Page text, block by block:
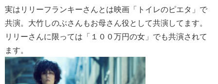
実はリリーフランキーさんとは映画「トイレのピエタ」で
共演。大竹しのぶさんもお母さん役として共演してます。
リリーさんに限っては「１００万円の女」でも共演されて
ます。